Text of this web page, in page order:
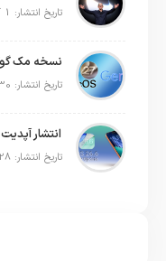
تاریخ انتشار: 1 آگوست 2026
تاریخ انتشار: 30 جولای 2026
انتشار آپدیت iOS 26.6 و iPadOS 26.6
تاریخ انتشار: 28 جولای 2026